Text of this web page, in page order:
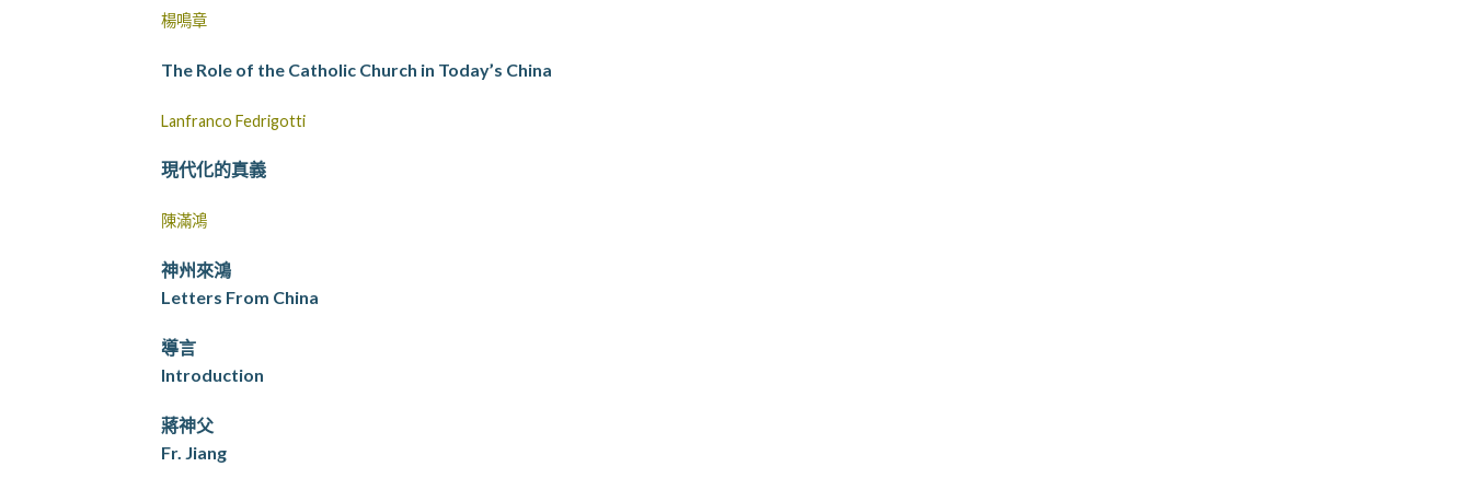
楊鳴章
The Role of the Catholic Church in Today’s China
Lanfranco Fedrigotti
現代化的真義
陳滿鴻
神州來鴻
Letters From China
導言
Introduction
蔣神父
Fr. Jiang